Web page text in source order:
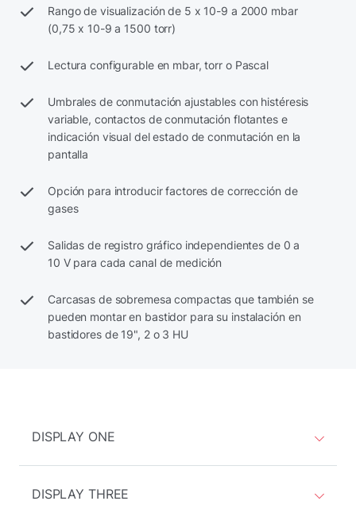
Rango de visualización de 5 x 10-9 a 2000 mbar
(0,75 x 10-9 a 1500 torr)
Lectura configurable en mbar, torr o Pascal
Umbrales de conmutación ajustables con histéresis
variable, contactos de conmutación flotantes e
indicación visual del estado de conmutación en la
pantalla
Opción para introducir factores de corrección de
gases
Salidas de registro gráfico independientes de 0 a
10 V para cada canal de medición
Carcasas de sobremesa compactas que también se
pueden montar en bastidor para su instalación en
bastidores de 19", 2 o 3 HU
DISPLAY ONE
DISPLAY THREE